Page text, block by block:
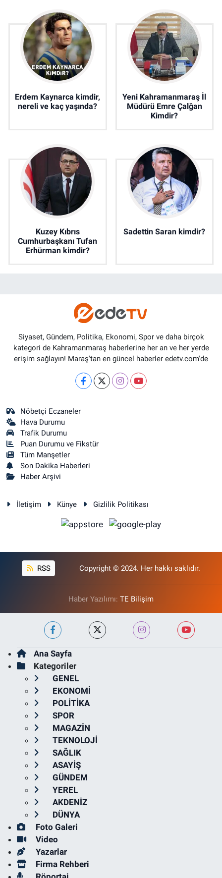
Erdem Kaynarca kimdir,
nereli ve kaç yaşında?
Yeni Kahramanmaraş İl
Müdürü Emre Çalğan
Kimdir?
Kuzey Kıbrıs
Cumhurbaşkanı Tufan
Erhürman kimdir?
Sadettin Saran kimdir?
Siyaset, Gündem, Politika, Ekonomi, Spor ve daha birçok
kategori de Kahramanmaraş haberlerine her an ve her yerde
erişim sağlayın! Maraş'tan en güncel haberler edetv.com'de
Nöbetçi Eczaneler
Hava Durumu
Trafik Durumu
Puan Durumu ve Fikstür
Tüm Manşetler
Son Dakika Haberleri
Haber Arşivi
İletişim Künye Gizlilik Politikası
RSS Copyright © 2024. Her hakkı saklıdır.
Haber Yazılımı: TE Bilişim
Ana Sayfa
Kategoriler
GENEL
EKONOMİ
POLİTİKA
SPOR
MAGAZİN
TEKNOLOJİ
SAĞLIK
ASAYİŞ
GÜNDEM
YEREL
AKDENİZ
DÜNYA
Foto Galeri
Video
Yazarlar
Firma Rehberi